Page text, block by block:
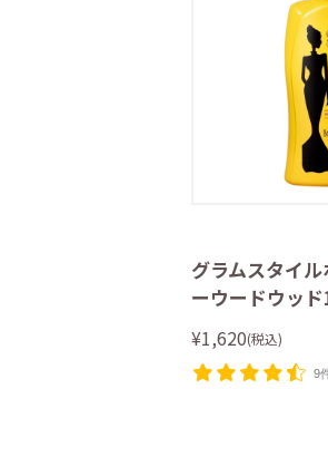
グラムスタイ
ーウードウッ
¥1,620(税込)
9